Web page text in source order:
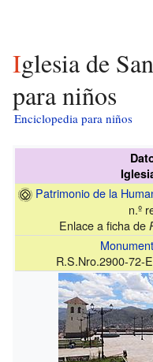
Iglesia de Santa Ana (Cusco)
para niños
Enciclopedia para niños
Patrimonio de la
n.º
Enlace a ficha de
R.S.Nro.2900-72-